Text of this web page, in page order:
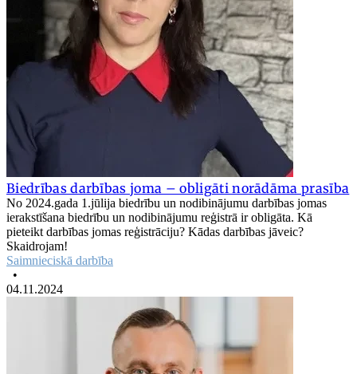
Biedrības darbības joma – obligāti norādāma prasība
No 2024.gada 1.jūlija biedrību un nodibinājumu darbības jomas
ierakstīšana biedrību un nodibinājumu reģistrā ir obligāta. Kā
pieteikt darbības jomas reģistrāciju? Kādas darbības jāveic?
Skaidrojam!
Saimnieciskā darbība
•
04.11.2024